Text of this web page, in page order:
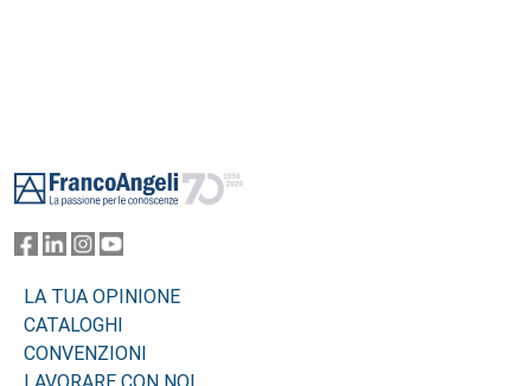
LA TUA OPINIONE
CATALOGHI
CONVENZIONI